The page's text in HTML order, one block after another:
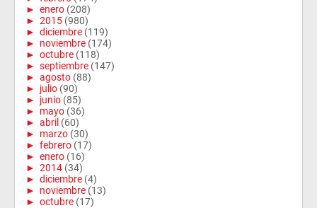
► enero (208)
► 2015 (980)
► diciembre (119)
► noviembre (174)
► octubre (118)
► septiembre (147)
► agosto (88)
► julio (90)
► junio (85)
► mayo (36)
► abril (60)
► marzo (30)
► febrero (17)
► enero (16)
► 2014 (34)
► diciembre (4)
► noviembre (13)
► octubre (17)